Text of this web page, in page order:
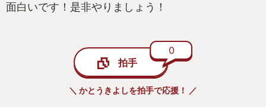
面白いです！是非やりましょう！
拍手
0
＼ かとうきよしを拍手で応援！ ／